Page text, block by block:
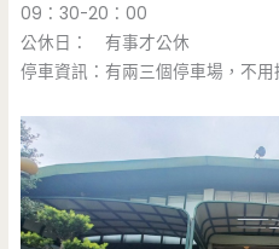
09：30-20：00
公休日： 有事才公休
停車資訊：有兩三個停車場，不用